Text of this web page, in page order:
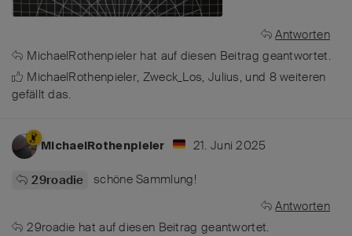
Antworten
MichaelRothenpieler hat auf diesen Beitrag geantwortet.
MichaelRothenpieler, Zweck_Los, Julius, und 8weiteren
gefällt das.
MichaelRothenpieler 21. Juni 2025
29roadie
schöne Sammlung!
Antworten
29roadie hat auf diesen Beitrag geantwortet.